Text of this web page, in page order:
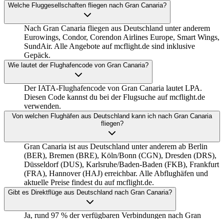
Welche Fluggesellschaften fliegen nach Gran Canaria?
Nach Gran Canaria fliegen aus Deutschland unter anderem
Eurowings, Condor, Corendon Airlines Europe, Smart Wings,
SundAir. Alle Angebote auf mcflight.de sind inklusive
Gepäck.
Wie lautet der Flughafencode von Gran Canaria?
Der IATA-Flughafencode von Gran Canaria lautet LPA.
Diesen Code kannst du bei der Flugsuche auf mcflight.de
verwenden.
Von welchen Flughäfen aus Deutschland kann ich nach Gran Canaria
fliegen?
Gran Canaria ist aus Deutschland unter anderem ab Berlin
(BER), Bremen (BRE), Köln/Bonn (CGN), Dresden (DRS),
Düsseldorf (DUS), Karlsruhe/Baden-Baden (FKB), Frankfurt
(FRA), Hannover (HAJ) erreichbar. Alle Abflughäfen und
aktuelle Preise findest du auf mcflight.de.
Gibt es Direktflüge aus Deutschland nach Gran Canaria?
Ja, rund 97 % der verfügbaren Verbindungen nach Gran